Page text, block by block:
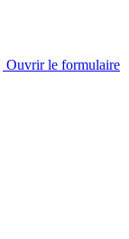
Ouvrir le formulaire